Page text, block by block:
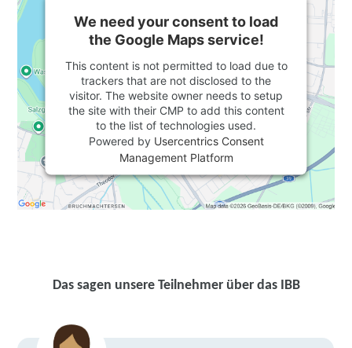
We need your consent to load
the Google Maps service!
This content is not permitted to load due to
trackers that are not disclosed to the
visitor. The website owner needs to setup
the site with their CMP to add this content
to the list of technologies used.
Powered by Usercentrics Consent
Management Platform
Das sagen unsere Teilnehmer über das IBB